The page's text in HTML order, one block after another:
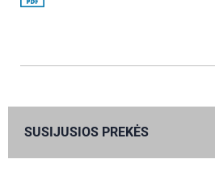
SUSIJUSIOS PREKĖS